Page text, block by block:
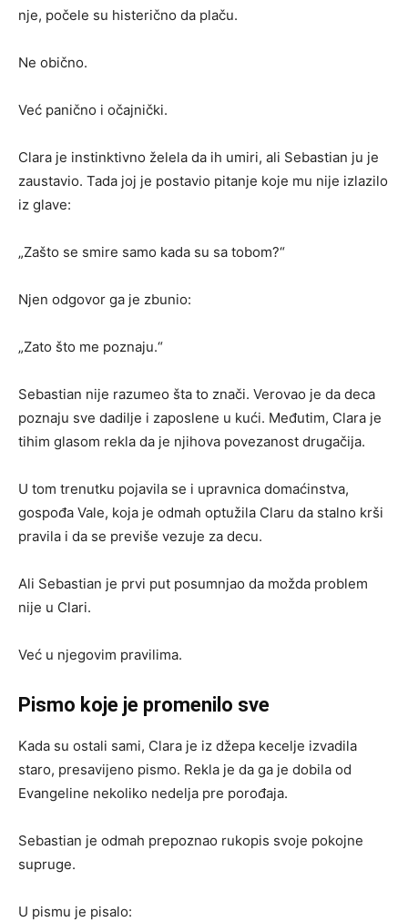
nje, počele su histerično da plaču.
Ne obično.
Već panično i očajnički.
Clara je instinktivno želela da ih umiri, ali Sebastian ju je
zaustavio. Tada joj je postavio pitanje koje mu nije izlazilo
iz glave:
„Zašto se smire samo kada su sa tobom?“
Njen odgovor ga je zbunio:
„Zato što me poznaju.“
Sebastian nije razumeo šta to znači. Verovao je da deca
poznaju sve dadilje i zaposlene u kući. Međutim, Clara je
tihim glasom rekla da je njihova povezanost drugačija.
U tom trenutku pojavila se i upravnica domaćinstva,
gospođa Vale, koja je odmah optužila Claru da stalno krši
pravila i da se previše vezuje za decu.
Ali Sebastian je prvi put posumnjao da možda problem
nije u Clari.
Već u njegovim pravilima.
Pismo koje je promenilo sve
Kada su ostali sami, Clara je iz džepa kecelje izvadila
staro, presavijeno pismo. Rekla je da ga je dobila od
Evangeline nekoliko nedelja pre porođaja.
Sebastian je odmah prepoznao rukopis svoje pokojne
supruge.
U pismu je pisalo: